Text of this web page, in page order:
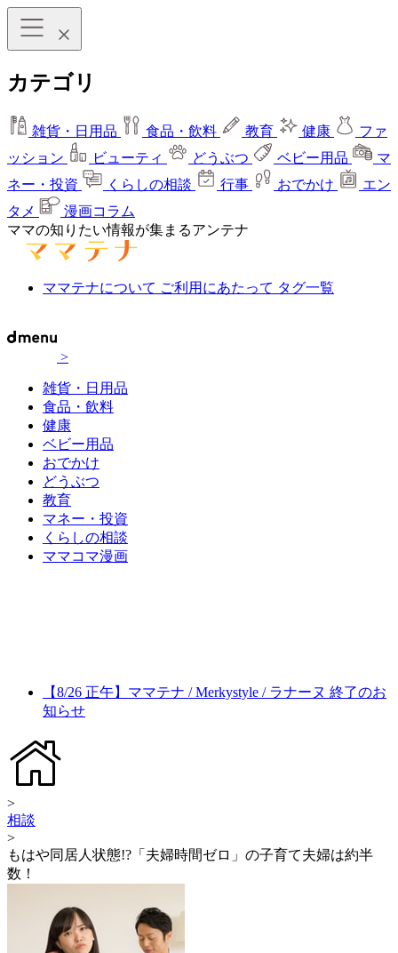
カテゴリ
雑貨・日用品 食品・飲料 教育 健康
ファ
ッション
ビューティ どうぶつ ベビー用品
マ
ネー・投資
くらしの相談 行事 おでかけ
エン
タメ
漫画コラム
ママの知りたい情報が集まるアンテナ
ママテナについて ご利用にあたって タグ一覧
>
雑貨・日用品
食品・飲料
健康
ベビー用品
おでかけ
どうぶつ
教育
マネー・投資
くらしの相談
ママコマ漫画
【8/26 正午】ママテナ / Merkystyle / ラナーヌ 終了のお
知らせ
>
相談
>
もはや同居人状態!?「夫婦時間ゼロ」の子育て夫婦は約半
数！